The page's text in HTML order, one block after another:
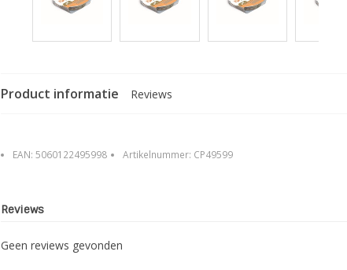
Product informatie Reviews
EAN: 5060122495998 Artikelnummer: CP49599
Reviews
Geen reviews gevonden